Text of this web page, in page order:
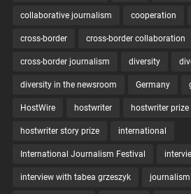
collaborative journalism cooperation
cross-border cross-border collaboration
cross-border journalism diversity
diversity in the newsroom Germany
HostWire hostwriter hostwriter prize
hostwriter story prize international
International Journalism Festival
interview with tabea grzeszyk journalism